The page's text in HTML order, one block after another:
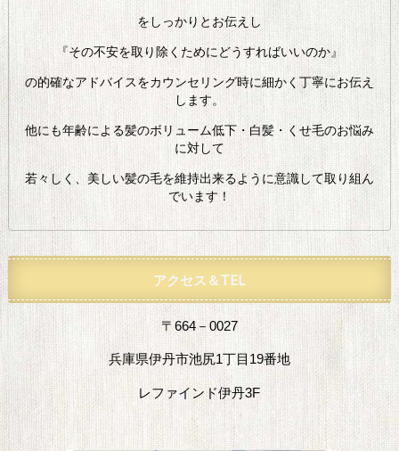
をしっかりとお伝えし
『その不安を取り除くためにどうすればいいのか』
の的確なアドバイスをカウンセリング時に細かく丁寧にお伝え
します。
他にも年齢による髪のボリューム低下・白髪・くせ毛のお悩み
に対して
若々しく、美しい髪の毛を維持出来るように意識して取り組ん
でいます！
アクセス＆TEL
〒664－0027
兵庫県伊丹市池尻1丁目19番地
レファインド伊丹3F